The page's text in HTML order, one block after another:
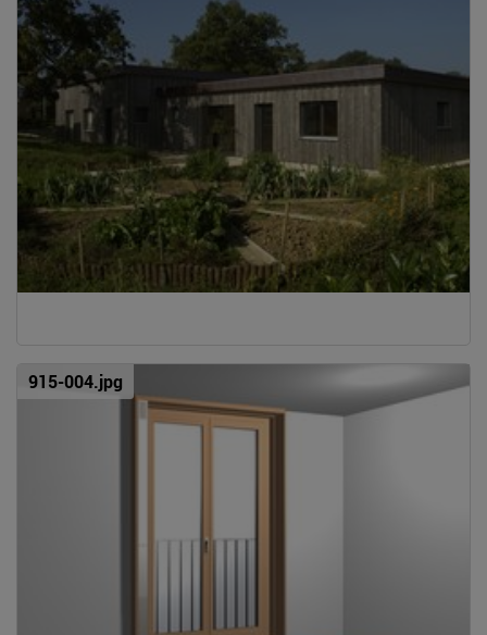
915-004.jpg